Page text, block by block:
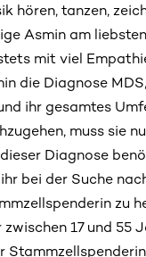
hören, tanzen,
Asmin am
mit viel
die Diagnose
ihr gesamtes
muss sie
Diagnose
bei der Suche
zu
zwischen 17 und 55